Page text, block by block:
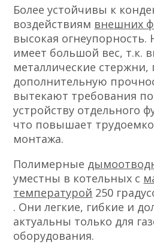
Более устойчивы к
воздействиям внешних
высокая огнеупорность.
имеет большой вес, т.к.
металлические
дополнительную
вытекают требования
устройству отдельного
что повышает
монтажа.
Полимерные
уместны в котельных с
температурой 250
. Они легкие, гибкие и
актуальны только для
оборудования.